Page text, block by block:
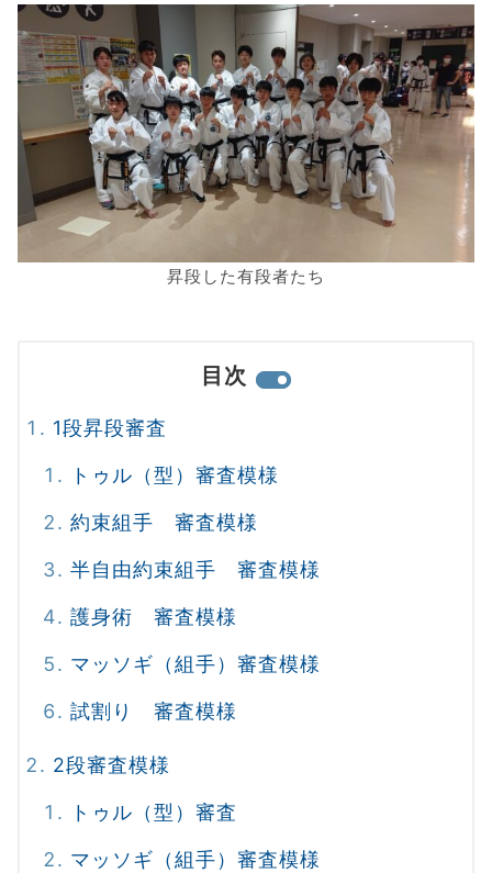
昇段した有段者たち
目次
1段昇段審査
トゥル（型）審査模様
約束組手 審査模様
半自由約束組手 審査模様
護身術 審査模様
マッソギ（組手）審査模様
試割り 審査模様
2段審査模様
トゥル（型）審査
マッソギ（組手）審査模様